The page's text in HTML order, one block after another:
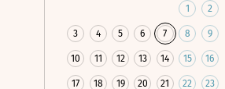
1 2
3 4 5 6 7 8 9
10 11 12 13 14 15 16
17 18 19 20 21 22 23